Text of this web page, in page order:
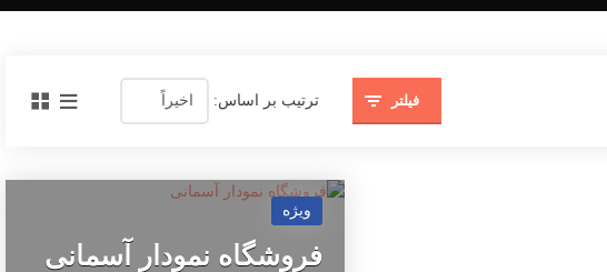
فیلتر ترتیب بر اساس:
ویژه
فروشگاه نمودار آسمانی